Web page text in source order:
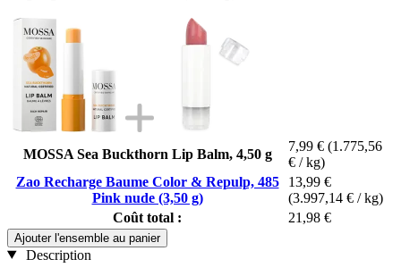
MOSSA Sea Buckthorn Lip Balm, 4,50 g
7,99 € (1.775,56
€ / kg)
Zao Recharge Baume Color & Repulp, 485
Pink nude (3,50 g)
13,99 €
(3.997,14 € / kg)
Coût total :
21,98 €
Ajouter l'ensemble au panier
Description